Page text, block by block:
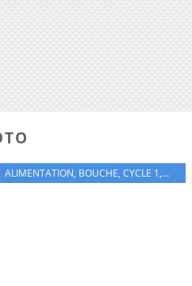
ALIMENTATION, BOUCHE, CYCLE 1,